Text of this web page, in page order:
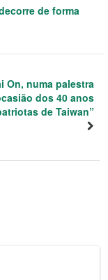
de forma
On, numa palestra
dos 40 anos
de Taiwan”